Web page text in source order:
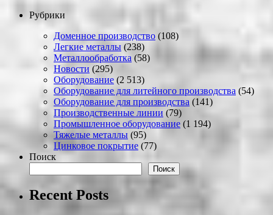
Рубрики
Доменное производство (108)
Легкие металлы (238)
Металлообработка (58)
Новости (295)
Оборудование (2 513)
Оборудование для литейного производства (54)
Оборудование для производства (141)
Производственные линии (79)
Промышленное оборудование (1 194)
Тяжелые металлы (95)
Цинковое покрытие (77)
Поиск
Поиск
Recent Posts